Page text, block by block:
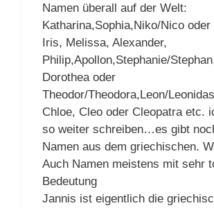
Namen überall auf der Welt:
Katharina,Sophia,Niko/Nico
Iris, Melissa, Alexander,
Philip,Apollon,Stephanie/
Dorothea oder
Theodor/Theodora,Leon/
Chloe, Cleo oder Cleopatra etc.
so weiter schreiben…es gibt
Namen aus dem griechischen.
Auch Namen meistens mit sehr
Bedeutung
Jannis ist eigentlich die